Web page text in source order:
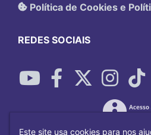
Política de Cookies e
REDES SOCIAIS
Este site usa cookies para nos